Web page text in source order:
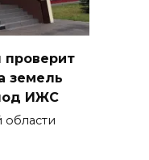
проверит
земель
ИЖС